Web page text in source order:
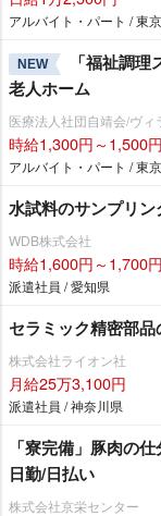
アルバイト・パート / 東
NEW
「福祉調
老人ホーム
医療法人社団自靖会/ヴィ
時給1,300円～1,500円
アルバイト・パート / 東
水試料のサンプリ
WDB株式会社
時給1,600円～1,700円
派遣社員 / 愛知県
セラミック精密部
株式会社ライオン社
月給25万3,100円
派遣社員 / 神奈川県
「寮完備」豚肉の
日勤/日払い
株式会社京栄センター